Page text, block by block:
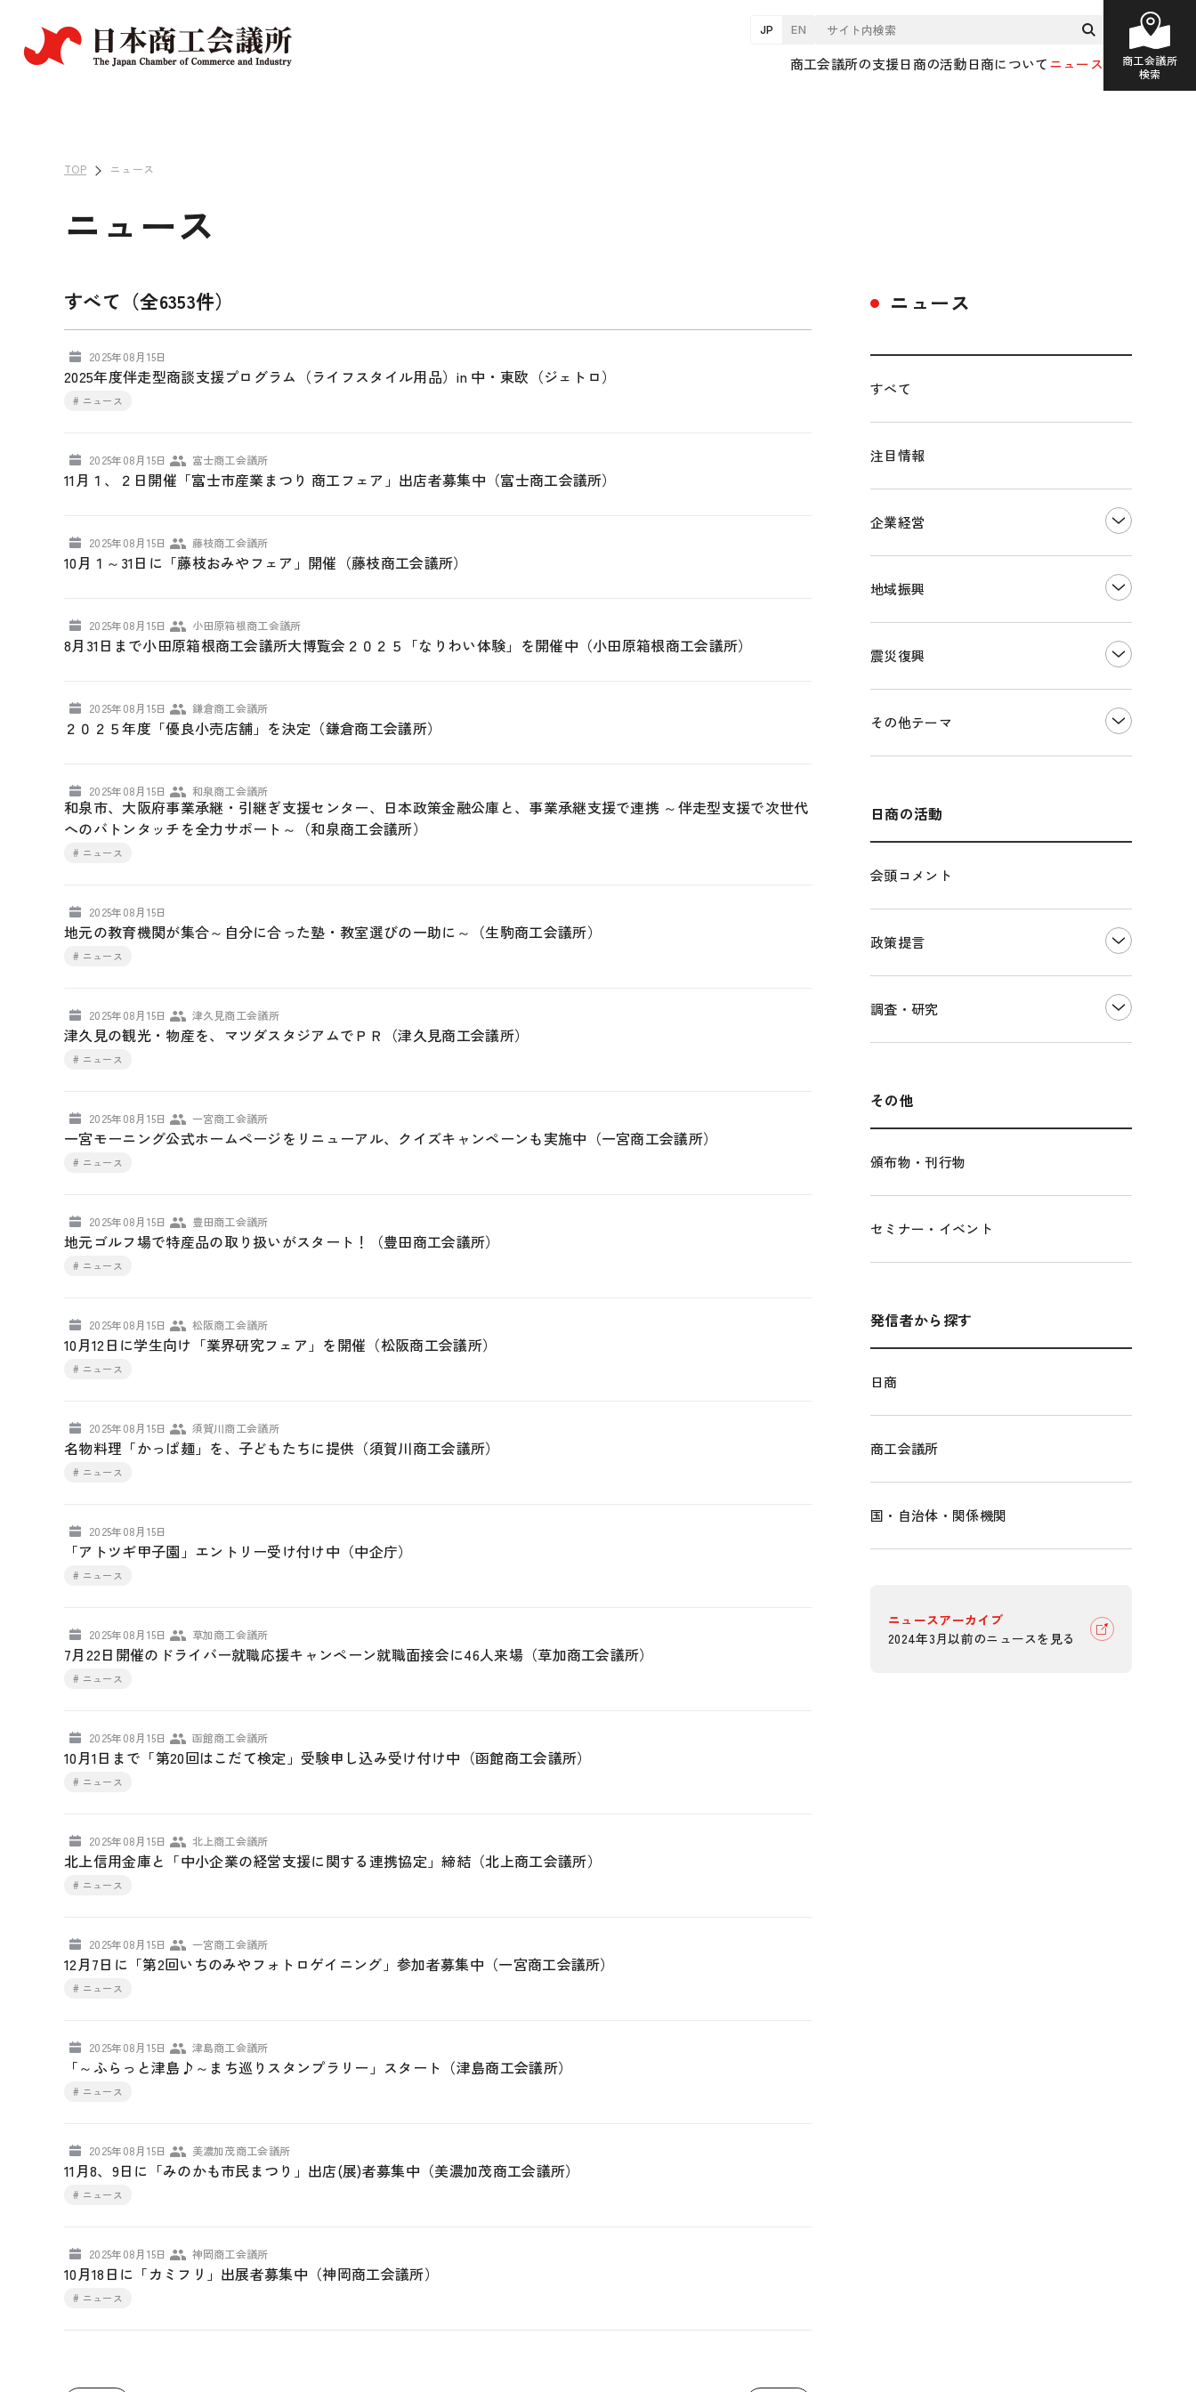
JP EN
商工会議所の支援日商の活動日商についてニュース
商工会議所
検索
TOP ニュース
ニュース
すべて（全6353件）
2025年08月15日
2025年度伴走型商談支援プログラム（ライフスタイル用品）in 中・東欧（ジェトロ）
# ニュース
2025年08月15日 富士商工会議所
11月１、２日開催「富士市産業まつり 商工フェア」出店者募集中（富士商工会議所）
2025年08月15日 藤枝商工会議所
10月１～31日に「藤枝おみやフェア」開催（藤枝商工会議所）
2025年08月15日 小田原箱根商工会議所
8月31日まで小田原箱根商工会議所大博覧会２０２５「なりわい体験」を開催中（小田原箱根商工会議所）
2025年08月15日 鎌倉商工会議所
２０２５年度「優良小売店舗」を決定（鎌倉商工会議所）
2025年08月15日 和泉商工会議所
和泉市、大阪府事業承継・引継ぎ支援センター、日本政策金融公庫と、事業承継支援で連携 ～伴走型支援で次世代
へのバトンタッチを全力サポート～（和泉商工会議所）
# ニュース
2025年08月15日
地元の教育機関が集合～自分に合った塾・教室選びの一助に～（生駒商工会議所）
# ニュース
2025年08月15日 津久見商工会議所
津久見の観光・物産を、マツダスタジアムでＰＲ（津久見商工会議所）
# ニュース
2025年08月15日 一宮商工会議所
一宮モーニング公式ホームページをリニューアル、クイズキャンペーンも実施中（一宮商工会議所）
# ニュース
2025年08月15日 豊田商工会議所
地元ゴルフ場で特産品の取り扱いがスタート！（豊田商工会議所）
# ニュース
2025年08月15日 松阪商工会議所
10月12日に学生向け「業界研究フェア」を開催（松阪商工会議所）
# ニュース
2025年08月15日 須賀川商工会議所
名物料理「かっぱ麺」を、子どもたちに提供（須賀川商工会議所）
# ニュース
2025年08月15日
「アトツギ甲子園」エントリー受け付け中（中企庁）
# ニュース
2025年08月15日 草加商工会議所
7月22日開催のドライバー就職応援キャンペーン就職面接会に46人来場（草加商工会議所）
# ニュース
2025年08月15日 函館商工会議所
10月1日まで「第20回はこだて検定」受験申し込み受け付け中（函館商工会議所）
# ニュース
2025年08月15日 北上商工会議所
北上信用金庫と「中小企業の経営支援に関する連携協定」締結（北上商工会議所）
# ニュース
2025年08月15日 一宮商工会議所
12月7日に「第2回いちのみやフォトロゲイニング」参加者募集中（一宮商工会議所）
# ニュース
2025年08月15日 津島商工会議所
「～ふらっと津島♪～まち巡りスタンプラリー」スタート（津島商工会議所）
# ニュース
2025年08月15日 美濃加茂商工会議所
11月8、9日に「みのかも市民まつり」出店(展)者募集中（美濃加茂商工会議所）
# ニュース
2025年08月15日 神岡商工会議所
10月18日に「カミフリ」出展者募集中（神岡商工会議所）
# ニュース
ニュース
すべて
注目情報
企業経営
地域振興
震災復興
その他テーマ
多様な人材の活躍推進
各種制度・助成金
パートナーシップ構築宣言
海外展開イニシアティブ
輸出管理体制構築支援
日商の活動
会頭コメント
政策提言
国土強靭化・社会基盤整備・震災復興
調査・研究
その他
頒布物・刊行物
セミナー・イベント
発信者から探す
日商
商工会議所
国・自治体・関係機関
ニュースアーカイブ
2024年3月以前のニュースを見る